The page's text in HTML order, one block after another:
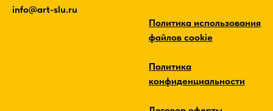
info@art-slu.ru
Политика использования
файлов cookie
Политика
конфиденциальности